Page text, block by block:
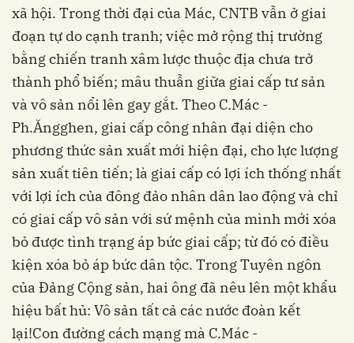
xã hội. Trong thời đại của Mác, CNTB vẫn ở giai
đoạn tự do cạnh tranh; việc mở rộng thị trường
bằng chiến tranh xâm lược thuộc địa chưa trở
thành phổ biến; mâu thuẫn giữa giai cấp tư sản
và vô sản nổi lên gay gắt. Theo C.Mác -
Ph.Ăngghen, giai cấp công nhân đại diện cho
phương thức sản xuất mới hiện đại, cho lực lượng
sản xuất tiên tiến; là giai cấp có lợi ích thống nhất
với lợi ích của đông đảo nhân dân lao động và chỉ
có giai cấp vô sản với sứ mệnh của mình mới xóa
bỏ được tình trạng áp bức giai cấp; từ đó có điều
kiện xóa bỏ áp bức dân tộc. Trong Tuyên ngôn
của Đảng Cộng sản, hai ông đã nêu lên một khẩu
hiệu bất hủ: Vô sản tất cả các nước đoàn kết
lại!Con đường cách mạng mà C.Mác -